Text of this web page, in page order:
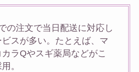
の注文で当日配送に対応し
スが多い。たとえば、マ
ラQやスギ薬局などがこ
。